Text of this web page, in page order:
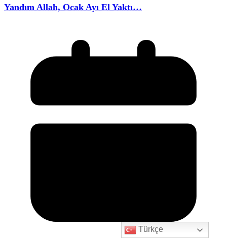
Yandım Allah, Ocak Ayı El Yaktı…
Türkçe